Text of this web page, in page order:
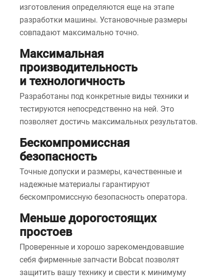
изготовления определяются еще на этапе
разработки машины. Установочные размеры
совпадают максимально точно.
Максимальная
производительность
и технологичность
Разработаны под конкретные виды техники и
тестируются непосредственно на ней. Это
позволяет достичь максимальных результатов.
Бескомпромиссная
безопасность
Точные допуски и размеры, качественные и
надежные материалы гарантируют
бескомпромиссную безопасность оператора.
Меньше дорогостоящих
простоев
Проверенные и хорошо зарекомендовавшие
себя фирменные запчасти Bobcat позволят
защитить вашу технику и свести к минимуму